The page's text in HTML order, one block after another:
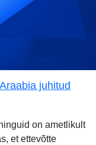
juhitud
on ametlikult
et ettevõtte